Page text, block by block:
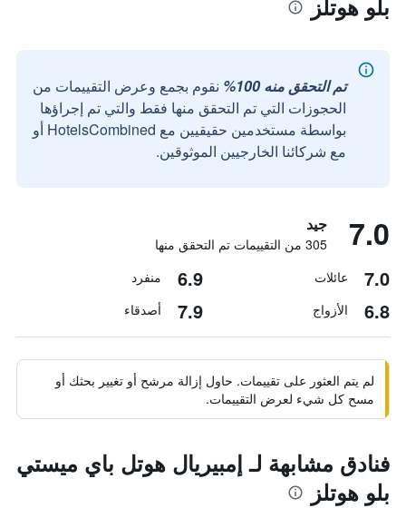
بلو هوتلز
تم التحقق منه 100%
نقوم بجمع وعرض التقييمات من
الحجوزات التي تم التحقق منها فقط والتي تم إجراؤها
بواسطة مستخدمين حقيقيين مع HotelsCombined أو
مع شركائنا الخارجيين الموثوقين.
7.0 جيد
305 من التقييمات تم التحقق منها
7.0 عائلات 6.9 منفرد
6.8 الأزواج 7.9 أصدقاء
لم يتم العثور على تقييمات. حاول إزالة مرشح أو تغيير بحثك أو
مسح كل شيء لعرض التقييمات.
فنادق مشابهة لـ إمبيريال هوتل باي ميستي
بلو هوتلز